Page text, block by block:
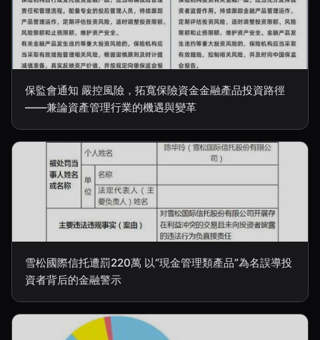
保監會通知 嚴控風險，拓寬保險資金金融產品投資路徑
——兼論資產管理行業的機遇與變革
雪松國際信托遭罰220萬 以“現金管理類產品”為名誤導投
資者背后的金融警示